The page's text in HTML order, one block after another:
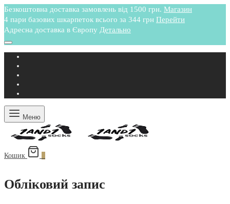
Безкоштовна доставка замовлень від 1500 грн. Магазин
4 пари базових шкарпеток всього за 344 грн Перейти
Адресна доставка в Європу Детально
Меню
Кошик
Обліковий запис